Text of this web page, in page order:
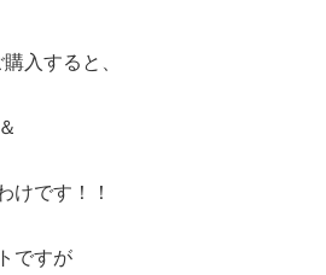
入すると、
けです！！
ですが